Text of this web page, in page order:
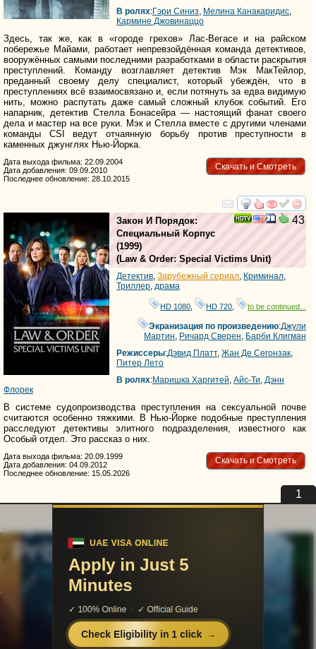
В ролях:Гэри Синиз, Мелина Канакаридис,
Кармине Джовинаццо
Здесь, так же, как в «городе грехов» Лас-Вегасе и на райском
побережье Майами, работает непревзойдённая команда детективов,
вооружённых самыми последними разработками в области раскрытия
преступлений. Команду возглавляет детектив Мэк МакТейлор,
преданный своему делу специалист, который убеждён, что в
преступлениях всё взаимосвязано и, если потянуть за едва видимую
нить, можно распутать даже самый сложный клубок событий. Его
напарник, детектив Стелла Бонасейра — настоящий фанат своего
дела и мастер на все руки. Мэк и Стелла вместе с другими членами
команды CSI ведут отчаянную борьбу против преступности в
каменных джунглях Нью-Йорка.
Скачать и Смотреть
Дата выхода фильма: 22.09.2004
Дата добавления: 09.09.2010
Последнее обновление: 28.10.2015
смотреть
43
Закон И Порядок:
Специальный Корпус
(1999)
(Law & Order: Special Victims Unit)
Детектив Зарубежный сериал Криминал
Триллер драма
HD 1080 HD 720 to be continued...
Экранизация по произведению:Джули
Мартин Ричард Сверен Барби Клигман
Режиссеры:Дэвид Платт, Жан Де Сегонзак
Питер Лето
В ролях:Маришка Харгитей Айс-Ти Дэнн
Флорек
В системе судопроизводства преступления на сексуальной почве
считаются особенно тяжкими. В Нью-Йорке подобные преступления
расследуют детективы элитного подразделения, известного как
Особый отдел. Это рассказ о них.
Скачать и Смотреть
Дата выхода фильма: 20.09.1999
Дата добавления: 04.09.2012
Последнее обновление: 15.05.2026
uvu@uvuvu.ru
Помощь сайту
Реклама на сайте